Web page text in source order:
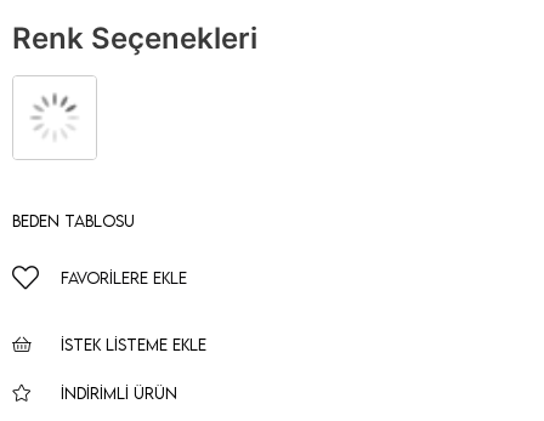
Renk Seçenekleri
Beden Tablosu
FAVORILERE EKLE
İSTEK LISTEME EKLE
İNDIRIMLI ÜRÜN